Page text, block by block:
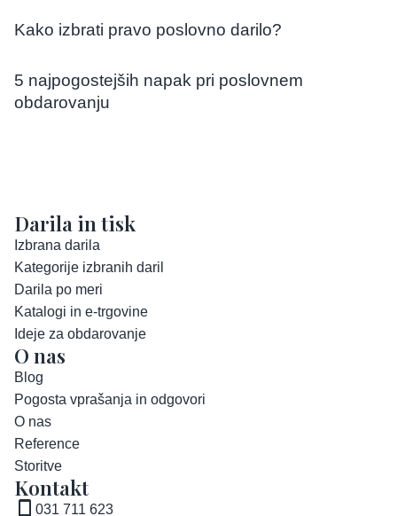
Kako izbrati pravo poslovno darilo?
5 najpogostejših napak pri poslovnem
obdarovanju
Darila in tisk
Izbrana darila
Kategorije izbranih daril
Darila po meri
Katalogi in e-trgovine
Ideje za obdarovanje
O nas
Blog
Pogosta vprašanja in odgovori
O nas
Reference
Storitve
Kontakt
031 711 623